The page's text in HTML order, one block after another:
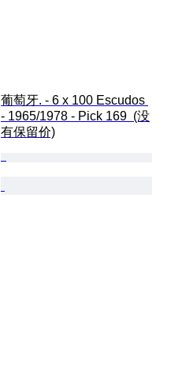
葡萄牙. - 6 x 100 Escudos
- 1965/1978 - Pick 169  (没
有保留价)